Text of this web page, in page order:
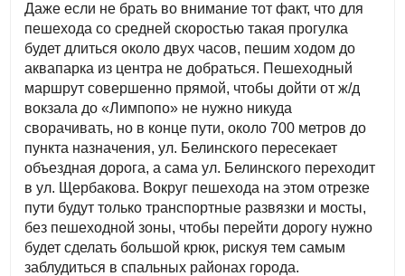
Даже если не брать во внимание тот факт, что для
пешехода со средней скоростью такая прогулка
будет длиться около двух часов, пешим ходом до
аквапарка из центра не добраться. Пешеходный
маршрут совершенно прямой, чтобы дойти от ж/д
вокзала до «Лимпопо» не нужно никуда
сворачивать, но в конце пути, около 700 метров до
пункта назначения, ул. Белинского пересекает
объездная дорога, а сама ул. Белинского переходит
в ул. Щербакова. Вокруг пешехода на этом отрезке
пути будут только транспортные развязки и мосты,
без пешеходной зоны, чтобы перейти дорогу нужно
будет сделать большой крюк, рискуя тем самым
заблудиться в спальных районах города.